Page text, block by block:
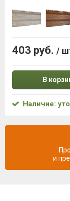
403 руб. /
В
Наличие:
и